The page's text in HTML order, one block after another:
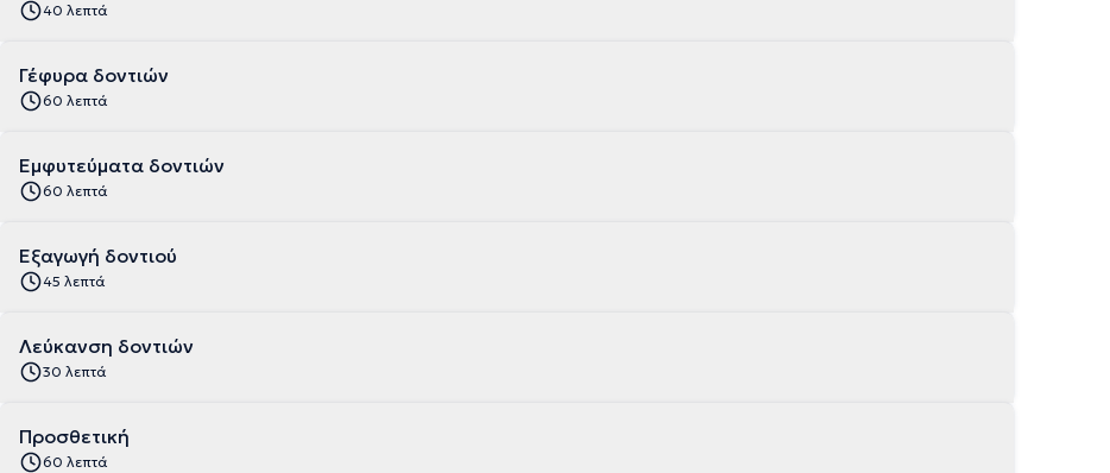
40 λεπτά
Γέφυρα δοντιών
60 λεπτά
Εμφυτεύματα δοντιών
60 λεπτά
Εξαγωγή δοντιού
45 λεπτά
Λεύκανση δοντιών
30 λεπτά
Προσθετική
60 λεπτά